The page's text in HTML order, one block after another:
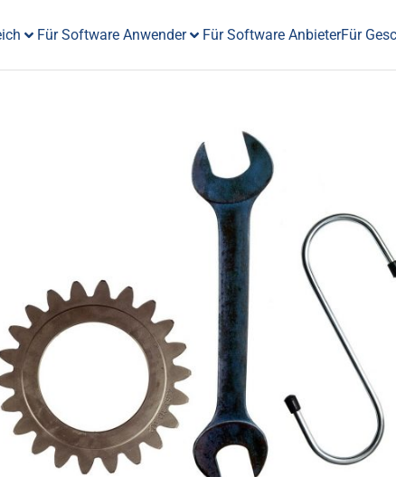
Für Software Anwender Für Software AnbieterFür